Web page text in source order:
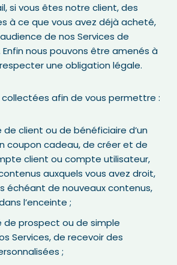
si vous êtes notre client, des
à ce que vous avez déjà acheté,
de nos Services de
nous pouvons être amenés à
une obligation légale.
afin de vous permettre :
de client ou de bénéficiaire d’un
coupon cadeau, de créer et de
client ou compte utilisateur,
auxquels vous avez droit,
échéant de nouveaux contenus,
l’enceinte ;
de prospect ou de simple
Services, de recevoir des
;